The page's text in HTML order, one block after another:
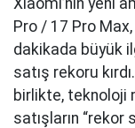
Pro / 17 Pro Max,
dakikada büyük
satış rekoru
birlikte, teknoloji
satışların “rekor